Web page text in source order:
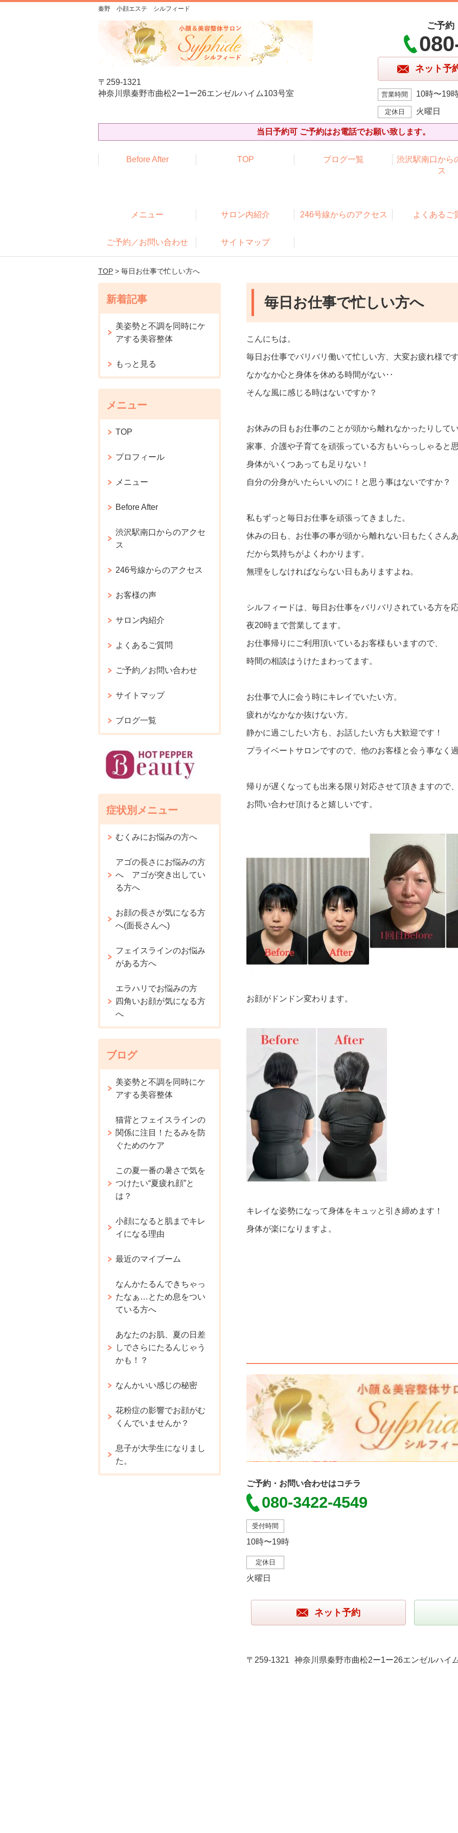
秦野 小顔エステ シルフィード
〒259-1321
神奈川県秦野市曲松2ー1ー26エンゼルハイム103号室
ご予約
ネット予
営業時間 10時〜19
定休日 火曜日
当日予約可 ご予約はお電話でお願い致します。
Before After TOP ブログ一覧
渋沢駅南口から
ス
メニュー サロン内紹介 246号線からのアクセス よくあるご
ご予約／お問い合わせ サイトマップ
TOP > 毎日お仕事で忙しい方へ
毎日お仕事で忙しい方へ
こんにちは。
毎日お仕事でバリバリ働いて忙しい方、大変お疲れ様です
なかなか心と身体を休める時間がない‥
そんな風に感じる時はないですか？
お休みの日もお仕事のことが頭から離れなかったりして
家事、介護や子育てを頑張っている方もいらっしゃると思
身体がいくつあっても足りない！
自分の分身がいたらいいのに！と思う事はないですか？
私もずっと毎日お仕事を頑張ってきました。
休みの日も、お仕事の事が頭から離れない日もたくさんあ
だから気持ちがよくわかります。
無理をしなければならない日もありますよね。
シルフィードは、毎日お仕事をバリバリされている方を
夜20時まで営業してます。
お仕事帰りにご利用頂いているお客様もいますので、
時間の相談はうけたまわってます。
お仕事で人に会う時にキレイでいたい方。
疲れがなかなか抜けない方。
静かに過ごしたい方も、お話したい方も大歓迎です！
プライベートサロンですので、他のお客様と会う事なく
帰りが遅くなっても出来る限り対応させて頂きますので
お問い合わせ頂けると嬉しいです。
お顔がドンドン変わります。
キレイな姿勢になって身体をキュッと引き締めます！
身体が楽になりますよ。
ご予約・お問い合わせはコチラ
080-3422-4549
受付時間
10時〜19時
定休日
火曜日
ネット予約
〒259-1321 神奈川県秦野市曲松2ー1ー26エンゼルハイ
新着記事
美姿勢と不調を同時にケ
アする美容整体
もっと見る
メニュー
TOP
プロフィール
メニュー
Before After
渋沢駅南口からのアクセ
ス
246号線からのアクセス
お客様の声
サロン内紹介
よくあるご質問
ご予約／お問い合わせ
サイトマップ
ブログ一覧
症状別メニュー
むくみにお悩みの方へ
アゴの長さにお悩みの方
へ アゴが突き出してい
る方へ
お顔の長さが気になる方
へ(面長さんへ)
フェイスラインのお悩み
がある方へ
エラハリでお悩みの方
四角いお顔が気になる方
へ
ブログ
美姿勢と不調を同時にケ
アする美容整体
猫背とフェイスラインの
関係に注目！たるみを防
ぐためのケア
この夏一番の暑さで気を
つけたい“夏疲れ顔”と
は？
小顔になると肌までキレ
イになる理由
最近のマイブーム
なんかたるんできちゃっ
たなぁ…とため息をつい
ている方へ
あなたのお肌、夏の日差
しでさらにたるんじゃう
かも！？
なんかいい感じの秘密
花粉症の影響でお顔がむ
くんでいませんか？
息子が大学生になりまし
た。